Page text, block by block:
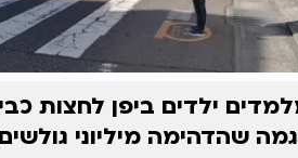
ילדים ביפן לחצות
שהדהימה מיליוני גולשים